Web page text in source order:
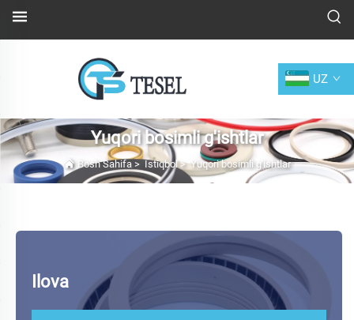
UZ
Yuqori bosimli g'ishtlar
Bosh Sahifa > Istiqbol>Yuqori bosimli g'ishtlar
Ilova